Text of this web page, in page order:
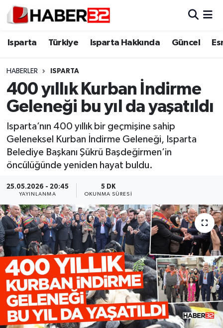
Isparta Türkiye Isparta Hakkında Güncel
HABERLER ISPARTA
400 yıllık Kurban İndirme
Geleneği bu yıl da yaşatıldı
Isparta’nın 400 yıllık bir geçmişine sahip
Geleneksel Kurban İndirme Geleneği, Isparta
Belediye Başkanı Şükrü Başdeğirmen’in
öncülüğünde yeniden hayat buldu.
25.05.2026 - 20:45
YAYINLANMA
5 DK
OKUNMA SÜRESI
Isparta
Esnaf Diyor ki;
ASAYİŞ
BİLİM VE TEKNOLOJİ
EĞİTİM
GENEL
Güncel
HABERDE İNSAN
İlginç
KÜLTÜR SANAT
MAGAZİN
Isparta Nöbetçi Eczaneler
Isparta Trafik Yoğunluk Haritası
Süper Lig Puan Durumu ve Fikstür
Tüm Manşetler
Son Dakika Haberleri
Haber Arşivi